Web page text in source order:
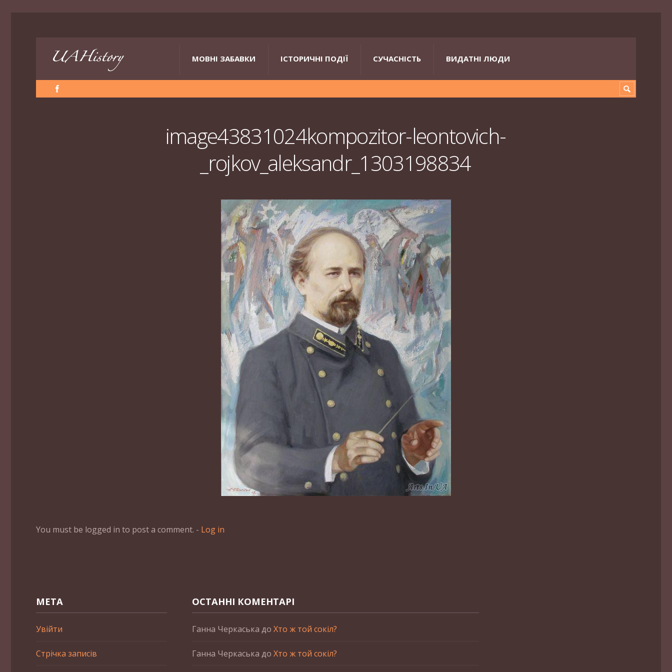
МОВНІ ЗАБАВКИ ІСТОРИЧНІ ПОДІЇ СУЧАСНІСТЬ ВИДАТНІ ЛЮДИ
image43831024kompozitor-leontovich-
_rojkov_aleksandr_1303198834
You must be logged in to post a comment. - Log in
МЕТА
Увійти
Стрічка записів
ОСТАННІ КОМЕНТАРІ
Ганна Черкаська до Хто ж той сокіл?
Ганна Черкаська до Хто ж той сокіл?